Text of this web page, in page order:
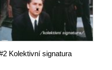
Kolektivní signatura